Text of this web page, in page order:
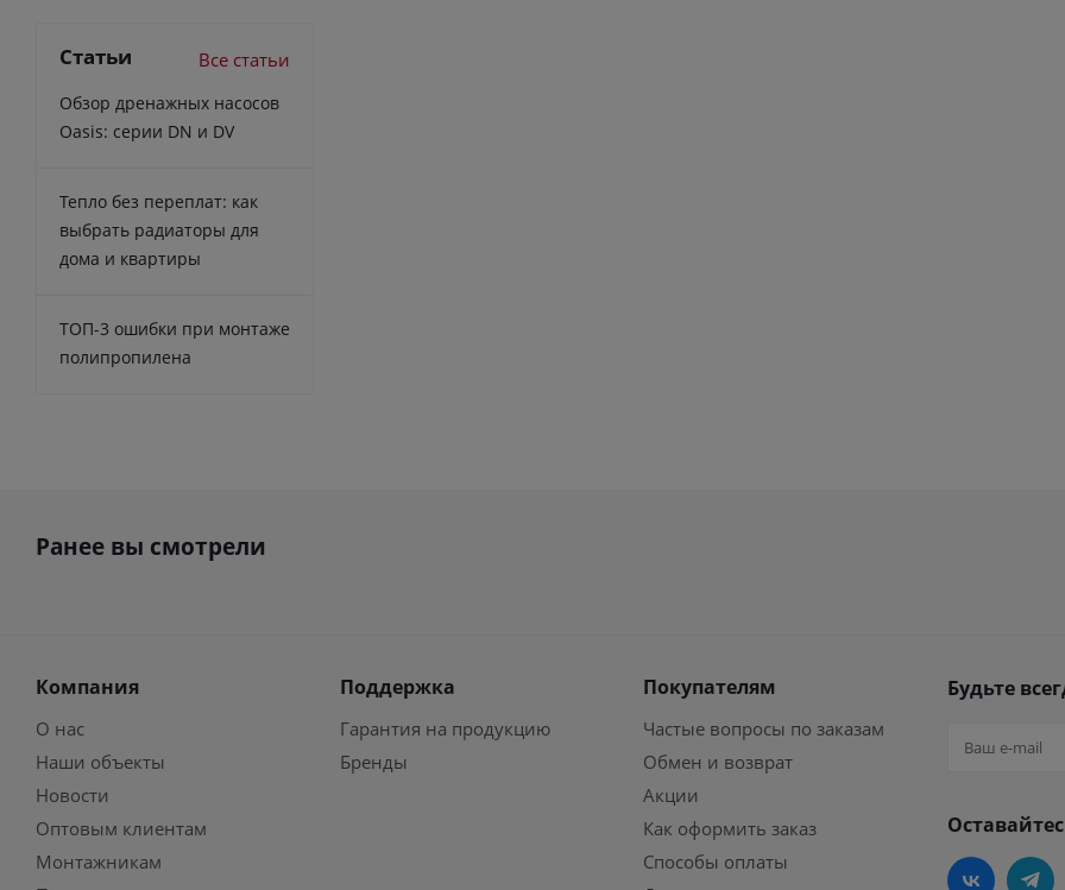
Статьи Все статьи
Обзор дренажных насосов
Oasis: серии DN и DV
Тепло без переплат: как
выбрать радиаторы для
дома и квартиры
ТОП-3 ошибки при монтаже
полипропилена
Ранее вы смотрели
Компания
О нас
Наши объекты
Новости
Оптовым клиентам
Монтажникам
Поддержка
Гарантия на продукцию
Бренды
Покупателям
Частые вопросы по заказам
Обмен и возврат
Акции
Как оформить заказ
Способы оплаты
Будьте